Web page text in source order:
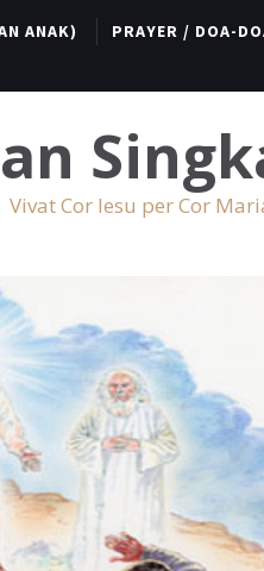
ANAK) PRAYER / DOA-
Vivat Cor Iesu per Cor